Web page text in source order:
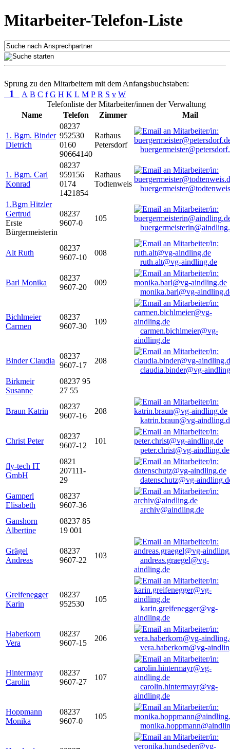
Mitarbeiter-Telefon-Liste
Sprung zu den Mitarbeitern mit dem Anfangsbuchstaben:
1 A B C f G H K L M P R S v W
Telefonliste der Mitarbeiter/innen der Verwaltung
Name
Telefon Zimmer Mail
1. Bgm. Binder
Dietrich
08237
952530
0160
90664140
Rathaus
Petersdorf
1. Bgm. Carl
Konrad
08237
959156
0174
1421854
Rathaus
Todtenweis
1.Bgm Hitzler
Gertrud
Erste
Bürgermeisterin
08237
9607-0
105
Alt Ruth
08237
9607-10
008
ruth.alt@vg-aindling.de
Barl Monika
08237
9607-20
009
monika.barl@vg-
Bichlmeier
Carmen
08237
9607-30
109
carmen.bichlmeier@vg-
aindling.de
Binder Claudia
08237
9607-17
208
claudia.binder@vg-
Birkmeir
Susanne
08237 95
27 55
Braun Katrin
08237
9607-16
208
katrin.braun@vg-
Christ Peter
08237
9607-12
101
peter.christ@vg-aindling.de
fly-tech IT
GmbH
0821
207111-
29
datenschutz@vg-
Gamperl
Elisabeth
08237
9607-36
archiv@aindling.de
Ganshorn
Albertine
08237 85
19 001
Grägel
Andreas
08237
9607-22
103
andreas.graegel@vg-
aindling.de
Greifenegger
Karin
08237
952530
105
karin.greifenegger@vg-
aindling.de
Haberkorn
Vera
08237
9607-15
206
vera.haberkorn@vg-
Hintermayr
Carolin
08237
9607-27
107
carolin.hintermayr@vg-
aindling.de
Hoppmann
Monika
08237
9607-0
105